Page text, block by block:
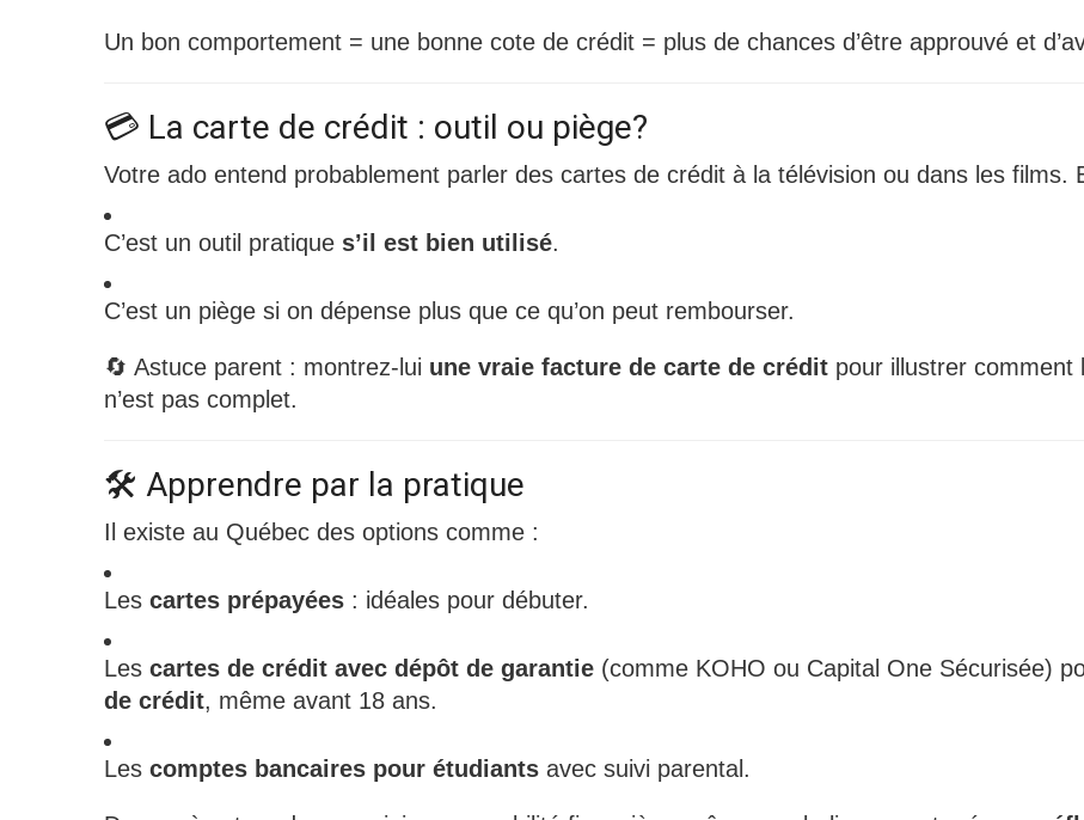
Un bon comportement = une bonne cote de crédit = plus de chances d’être approuvé et
💳 La carte de crédit : outil ou piège?
Votre ado entend probablement parler des cartes de crédit à la télévision ou dans les films.
C’est un outil pratique s’il est bien utilisé.
C’est un piège si on dépense plus que ce qu’on peut rembourser.
🔄 Astuce parent : montrez-lui une vraie facture de carte de crédit pour illustrer comment
n’est pas complet.
🛠️ Apprendre par la pratique
Il existe au Québec des options comme :
Les cartes prépayées : idéales pour débuter.
Les cartes de crédit avec dépôt de garantie (comme KOHO ou Capital One Sécurisée)
de crédit, même avant 18 ans.
Les comptes bancaires pour étudiants avec suivi parental.